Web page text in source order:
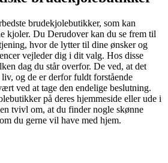
brudekjolebutikker, som kan
kjoler. Du Derudover kan du se frem til
hvor de lytter til dine ønsker og
vejleder dig i dit valg. Hos disse
dag du står overfor. De ved, at det
og de er derfor fuldt forstående
ved at tage den endelige beslutning.
på deres hjemmeside eller ude i
tvivl om, at du finder nogle skønne
du gerne vil have med hjem.